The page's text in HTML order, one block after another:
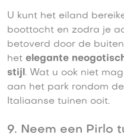
U kunt het eiland
boottocht en zodra je
betoverd door de
het elegante
stijl. Wat u ook niet
aan het park rondom
Italiaanse tuinen ooit.
9. Neem een Pirlo